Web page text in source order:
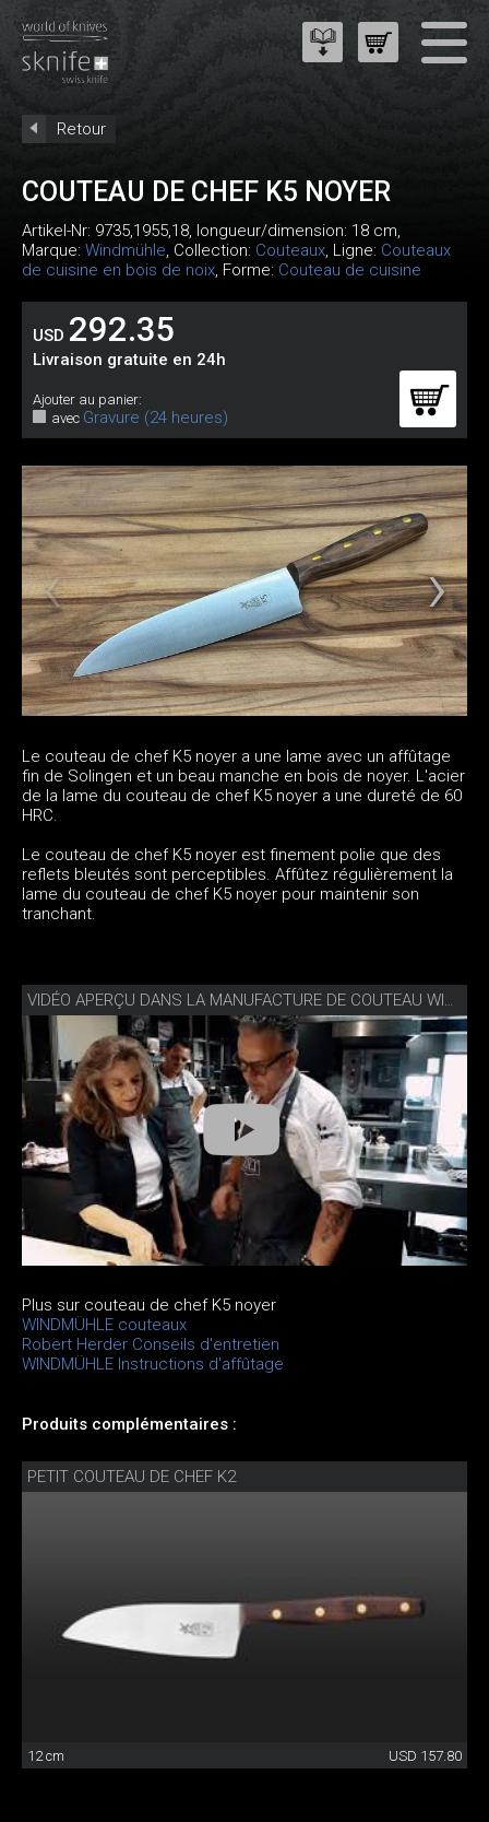
Retour
COUTEAU DE CHEF K5 NOYER
Artikel-Nr: 9735,1955,18, longueur/dimension: 18 cm,
Marque: Windmühle, Collection: Couteaux, Ligne: Couteaux
de cuisine en bois de noix, Forme: Couteau de cuisine
USD 292.35
Livraison gratuite en 24h
Ajouter au panier:
avec Gravure (24 heures)
Le couteau de chef K5 noyer a une lame avec un affûtage
fin de Solingen et un beau manche en bois de noyer. L'acier
de la lame du couteau de chef K5 noyer a une dureté de 60
HRC.
Le couteau de chef K5 noyer est finement polie que des
reflets bleutés sont perceptibles. Affûtez régulièrement la
lame du couteau de chef K5 noyer pour maintenir son
tranchant.
Plus sur couteau de chef K5 noyer
WINDMÜHLE couteaux
Robert Herder Conseils d'entretien
WINDMÜHLE Instructions d'affûtage
Produits complémentaires :
PETIT COUTEAU DE CHEF K2
12 cm USD 157.80